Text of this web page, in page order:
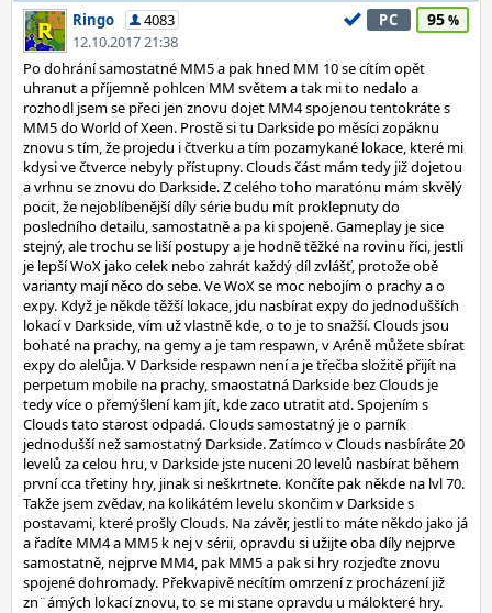
Ringo
4083
12.10.2017 21:38
PC 95
Po dohrání samostatné MM5 a pak hned MM 10 se cítím opět
uhranut a příjemně pohlcen MM světem a tak mi to nedalo a
rozhodl jsem se přeci jen znovu dojet MM4 spojenou tentokráte s
MM5 do World of Xeen. Prostě si tu Darkside po měsíci zopáknu
znovu s tím, že projedu i čtverku a tím pozamykané lokace, které mi
kdysi ve čtverce nebyly přístupny. Clouds část mám tedy již dojetou
a vrhnu se znovu do Darkside. Z celého toho maratónu mám skvělý
pocit, že nejoblíbenější díly série budu mít proklepnuty do
posledního detailu, samostatně a pa ki spojeně. Gameplay je sice
stejný, ale trochu se liší postupy a je hodně těžké na rovinu říci, jestli
je lepší WoX jako celek nebo zahrát každý díl zvlášť, protože obě
varianty mají něco do sebe. Ve WoX se moc nebojím o prachy a o
expy. Když je někde těžší lokace, jdu nasbírat expy do jednodušších
lokací v Darkside, vím už vlastně kde, o to je to snažší. Clouds jsou
bohaté na prachy, na gemy a je tam respawn, v Aréně můžete sbírat
expy do alelůja. V Darkside respawn není a je třečba složitě přijít na
perpetum mobile na prachy, smaostatná Darkside bez Clouds je
tedy více o přemýšlení kam jít, kde zaco utratit atd. Spojením s
Clouds tato starost odpadá. Clouds samostatný je o parník
jednodušší než samostatný Darkside. Zatímco v Clouds nasbíráte 20
levelů za celou hru, v Darkside jste nuceni 20 levelů nasbírat během
první cca třetiny hry, jinak si neškrtnete. Končíte pak někde na lvl 70.
Takže jsem zvědav, na kolikátém levelu skončim v Darkside s
postavami, které prošly Clouds. Na závěr, jestli to máte někdo jako já
a řadíte MM4 a MM5 k nej v sérii, opravdu si užijte oba díly nejprve
samostatně, nejprve MM4, pak MM5 a pak si hry rozjeďte znovu
spojené dohromady. Překvapivě necítím omrzení z procházení již
zn¨ámých lokací znovu, to se mi stane opravdu u málokteré hry.